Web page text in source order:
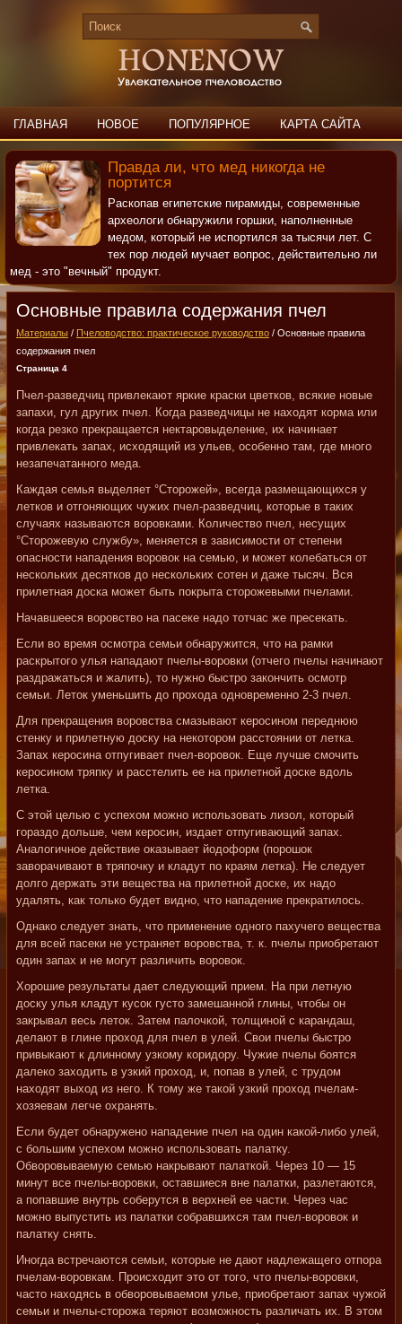
ГЛАВНАЯ НОВОЕ ПОПУЛЯРНОЕ КАРТА САЙТА
ПОИСК КОНТАКТЫ
Правда ли, что мед никогда не
портится
Раскопав египетские пирамиды, современные
археологи обнаружили горшки, наполненные
медом, который не испортился за тысячи лет. С
тех пор людей мучает вопрос, действительно ли
мед - это "вечный" продукт.
Основные правила содержания пчел
Материалы / Пчеловодство: практическое руководство / Основные правила
содержания пчел
Страница 4
Пчел-разведчиц привлекают яркие краски цветков, всякие новые
запахи, гул других пчел. Когда разведчицы не находят корма или
когда резко прекращается нектаровыделение, их начинает
привлекать запах, исходящий из ульев, особенно там, где много
незапечатанного меда.
Каждая семья выделяет °Сторожей», всегда размещающихся у
летков и отгоняющих чужих пчел-разведчиц, которые в таких
случаях называются воровками. Количество пчел, несущих
°Сторожевую службу», меняется в зависимости от степени
опасности нападения воровок на семью, и может колебаться от
нескольких десятков до нескольких сотен и даже тысяч. Вся
прилетная доска может быть покрыта сторожевыми пчелами.
Начавшееся воровство на пасеке надо тотчас же пресекать.
Если во время осмотра семьи обнаружится, что на рамки
раскрытого улья нападают пчелы-воровки (отчего пчелы начинают
раздражаться и жалить), то нужно быстро закончить осмотр
семьи. Леток уменьшить до прохода одновременно 2-3 пчел.
Для прекращения воровства смазывают керосином переднюю
стенку и прилетную доску на некотором расстоянии от летка.
Запах керосина отпугивает пчел-воровок. Еще лучше смочить
керосином тряпку и расстелить ее на прилетной доске вдоль
летка.
С этой целью с успехом можно использовать лизол, который
гораздо дольше, чем керосин, издает отпугивающий запах.
Аналогичное действие оказывает йодоформ (порошок
заворачивают в тряпочку и кладут по краям летка). Не следует
долго держать эти вещества на прилетной доске, их надо
удалять, как только будет видно, что нападение прекратилось.
Однако следует знать, что применение одного пахучего вещества
для всей пасеки не устраняет воровства, т. к. пчелы приобретают
один запах и не могут различить воровок.
Хорошие результаты дает следующий прием. На при летную
доску улья кладут кусок густо замешанной глины, чтобы он
закрывал весь леток. Затем палочкой, толщиной с карандаш,
делают в глине проход для пчел в улей. Свои пчелы быстро
привыкают к длинному узкому коридору. Чужие пчелы боятся
далеко заходить в узкий проход, и, попав в улей, с трудом
находят выход из него. К тому же такой узкий проход пчелам-
хозяевам легче охранять.
Если будет обнаружено нападение пчел на один какой-либо улей,
с большим успехом можно использовать палатку.
Обворовываемую семью накрывают палаткой. Через 10 — 15
минут все пчелы-воровки, оставшиеся вне палатки, разлетаются,
а попавшие внутрь соберутся в верхней ее части. Через час
можно выпустить из палатки собравшихся там пчел-воровок и
палатку снять.
Иногда встречаются семьи, которые не дают надлежащего отпора
пчелам-воровкам. Происходит это от того, что пчелы-воровки,
часто находясь в обворовываемом улье, приобретают запах чужой
семьи и пчелы-сторожа теряют возможность различать их. В этом